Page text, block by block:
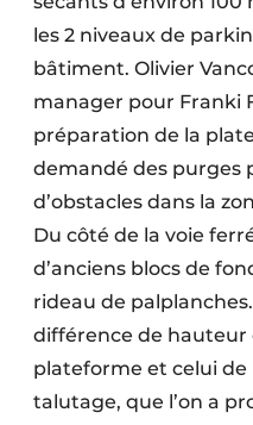
Rénovation
Sécurité incendie
Software
Techniques ferroviaires
Travaux ferroviaires
les 2 niveaux de
bâtiment. Olivier
manager pour Franki
préparation de la
demandé des purges
d’obstacles dans la
Du côté de la voie
d’anciens blocs de
rideau de
différence de hauteur
plateforme et celui de
talutage, que l’on a